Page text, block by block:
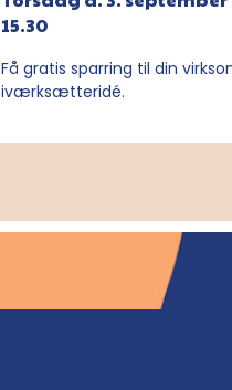
15.30
Få gratis sparring til din
iværksætteridé.